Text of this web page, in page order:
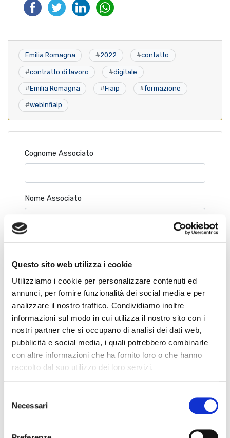
Questo sito web utilizza i cookie
Utilizziamo i cookie per personalizzare contenuti ed
annunci, per fornire funzionalità dei social media e per
analizzare il nostro traffico. Condividiamo inoltre
informazioni sul modo in cui utilizza il nostro sito con i
nostri partner che si occupano di analisi dei dati web,
pubblicità e social media, i quali potrebbero combinarle
con altre informazioni che ha fornito loro o che hanno
raccolto dal suo utilizzo dei loro servizi.
Necessari
Emilia Romagna #2022 #contatto
#contratto di lavoro #digitale
#Emilia Romagna #Fiaip #formazione
#webinfiaip
Cognome Associato
Nome Associato
Codice Associato FIAP
Collegio Regionale
Collegio Provinciale